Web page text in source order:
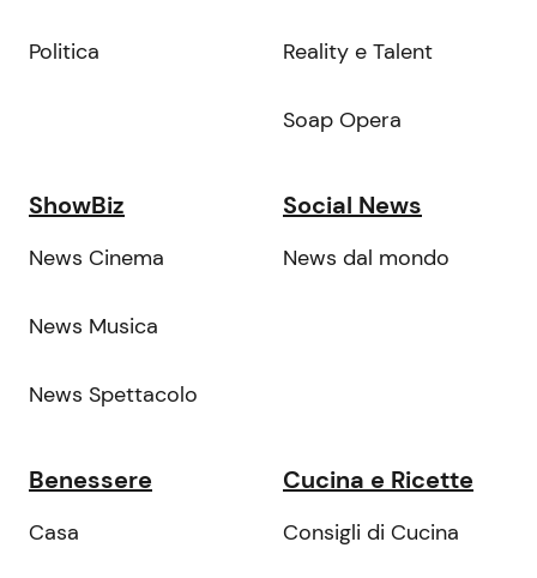
Politica Reality e Talent
Soap Opera
ShowBiz
News Cinema
News Musica
News Spettacolo
Social News
News dal mondo
Benessere
Casa
Cucina e Ricette
Consigli di Cucina